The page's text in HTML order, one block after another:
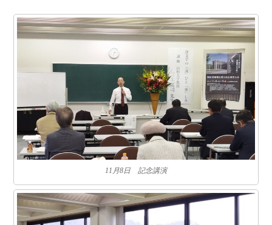
11月8日 記念講演